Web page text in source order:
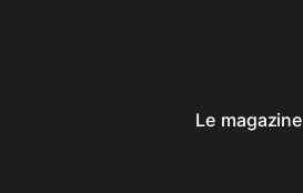
Le magazine